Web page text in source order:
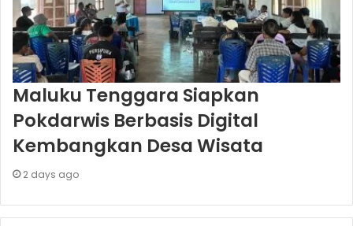
Maluku Tenggara Siapkan
Pokdarwis Berbasis Digital
Kembangkan Desa Wisata
2 days ago